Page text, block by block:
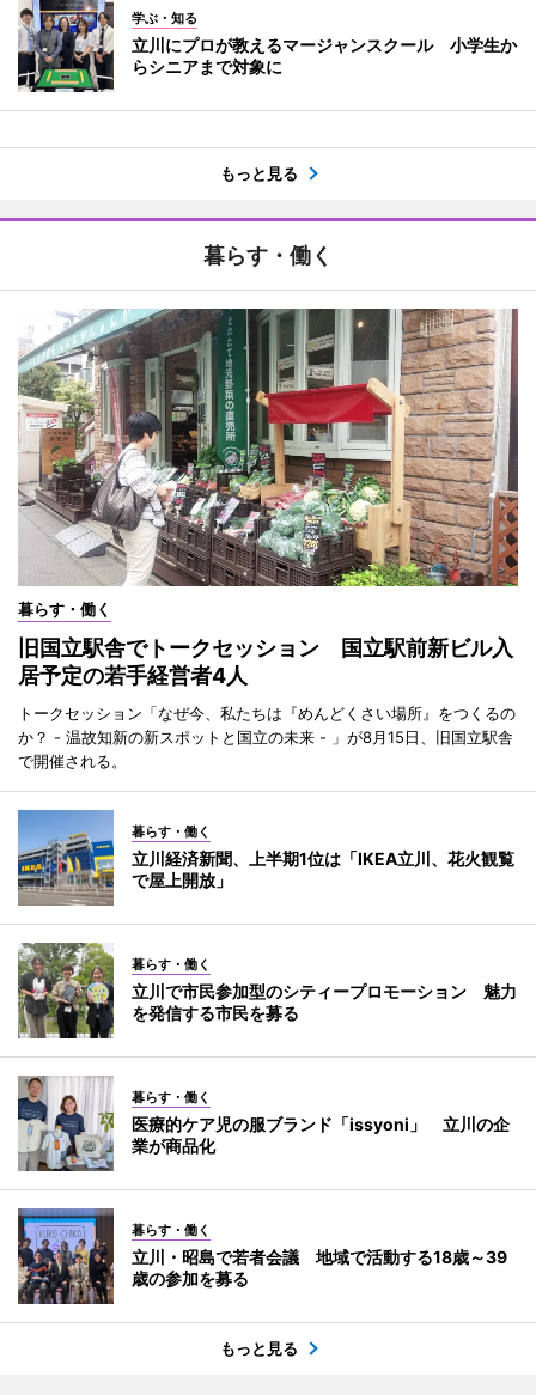
学ぶ・知る
立川にプロが教えるマージャンスクール 小学生か
らシニアまで対象に
もっと見る
暮らす・働く
暮らす・働く
旧国立駅舎でトークセッション 国立駅前新ビル入
居予定の若手経営者4人
トークセッション「なぜ今、私たちは『めんどくさい場所』をつくるの
か？ - 温故知新の新スポットと国立の未来 - 」が8月15日、旧国立駅舎
で開催される。
暮らす・働く
立川経済新聞、上半期1位は「IKEA立川、花火観覧
で屋上開放」
暮らす・働く
立川で市民参加型のシティープロモーション 魅力
を発信する市民を募る
暮らす・働く
医療的ケア児の服ブランド「issyoni」 立川の企
業が商品化
暮らす・働く
立川・昭島で若者会議 地域で活動する18歳～39
歳の参加を募る
もっと見る